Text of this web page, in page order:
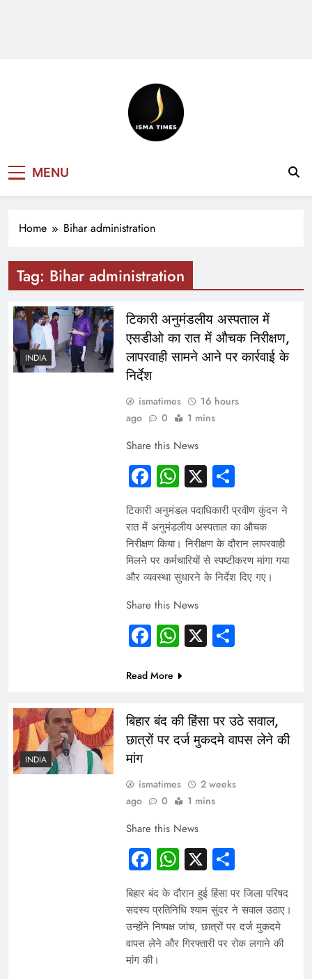
NEWS
MENU
Home Bihar administration
Tag: Bihar administration
INDIA
टिकारी अनुमंडलीय अस्पताल में
एसडीओ का रात में औचक निरीक्षण,
लापरवाही सामने आने पर कार्रवाई के
निर्देश
ismatimes
16 hours
ago
0 1 mins
Share this News
Facebook
WhatsApp
X Share
टिकारी अनुमंडल पदाधिकारी प्रवीण कुंदन ने
रात में अनुमंडलीय अस्पताल का औचक
निरीक्षण किया। निरीक्षण के दौरान लापरवाही
मिलने पर कर्मचारियों से स्पष्टीकरण मांगा गया
और व्यवस्था सुधारने के निर्देश दिए गए।
Share this News
Facebook
WhatsApp
X Share
Read More
INDIA
बिहार बंद की हिंसा पर उठे सवाल,
छात्रों पर दर्ज मुकदमे वापस लेने की
मांग
ismatimes
2 weeks
ago
0 1 mins
Share this News
Facebook
WhatsApp
X Share
बिहार बंद के दौरान हुई हिंसा पर जिला परिषद
सदस्य प्रतिनिधि श्याम सुंदर ने सवाल उठाए।
उन्होंने निष्पक्ष जांच, छात्रों पर दर्ज मुकदमे
वापस लेने और गिरफ्तारी पर रोक लगाने की
मांग की।